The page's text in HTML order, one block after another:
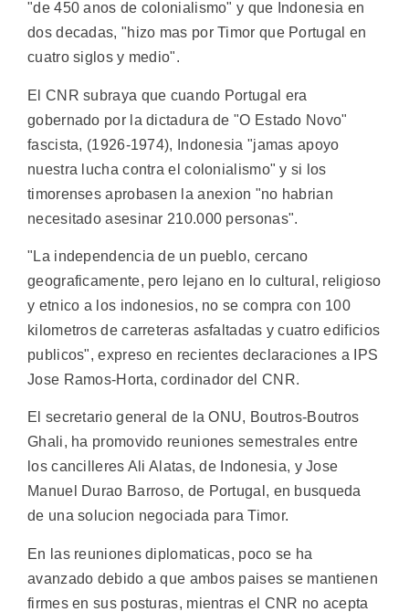
"de 450 anos de colonialismo" y que Indonesia en
dos decadas, "hizo mas por Timor que Portugal en
cuatro siglos y medio".
El CNR subraya que cuando Portugal era
gobernado por la dictadura de "O Estado Novo"
fascista, (1926-1974), Indonesia "jamas apoyo
nuestra lucha contra el colonialismo" y si los
timorenses aprobasen la anexion "no habrian
necesitado asesinar 210.000 personas".
"La independencia de un pueblo, cercano
geograficamente, pero lejano en lo cultural, religioso
y etnico a los indonesios, no se compra con 100
kilometros de carreteras asfaltadas y cuatro edificios
publicos", expreso en recientes declaraciones a IPS
Jose Ramos-Horta, cordinador del CNR.
El secretario general de la ONU, Boutros-Boutros
Ghali, ha promovido reuniones semestrales entre
los cancilleres Ali Alatas, de Indonesia, y Jose
Manuel Durao Barroso, de Portugal, en busqueda
de una solucion negociada para Timor.
En las reuniones diplomaticas, poco se ha
avanzado debido a que ambos paises se mantienen
firmes en sus posturas, mientras el CNR no acepta